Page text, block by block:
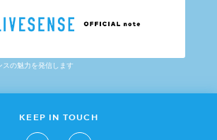
スの魅力を発信します
KEEP IN TOUCH